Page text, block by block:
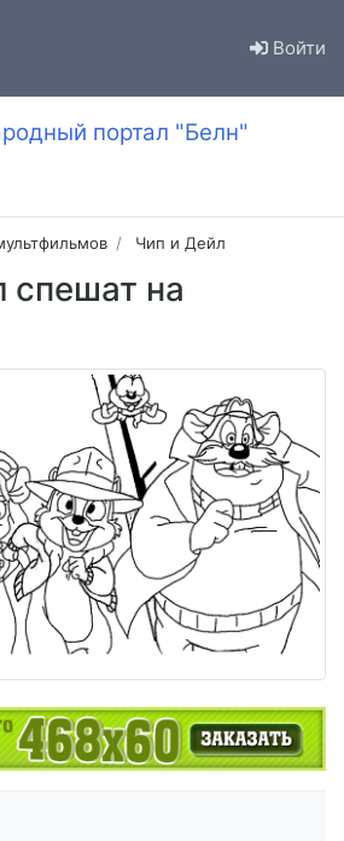
Войти
портал "Белн"
Чип и Дейл
спешат на